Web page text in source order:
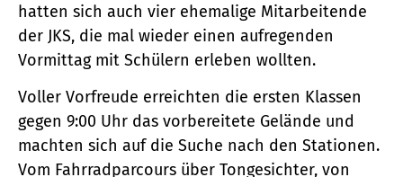
hatten sich auch vier ehemalige Mitarbeitende
der JKS, die mal wieder einen aufregenden
Vormittag mit Schülern erleben wollten.
Voller Vorfreude erreichten die ersten Klassen
gegen 9:00 Uhr das vorbereitete Gelände und
machten sich auf die Suche nach den Stationen.
Vom Fahrradparcours über Tongesichter, von